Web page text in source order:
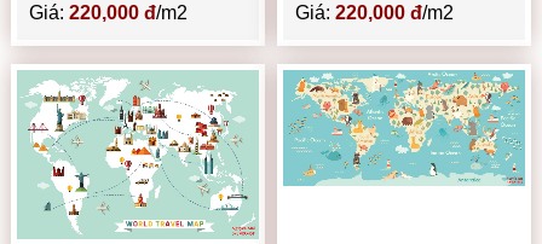
Giá:220,000 đ/m2 Giá: 220,000 đ/m2